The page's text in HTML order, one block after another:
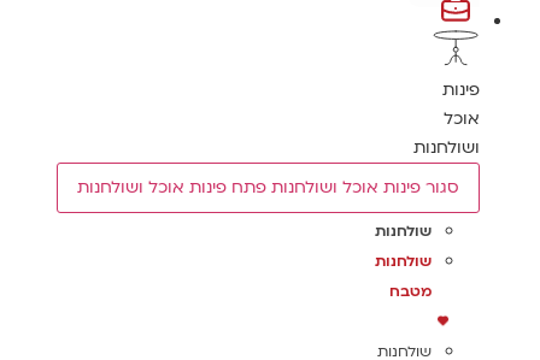
פינות
אוכל
ושולחנות
סגור פינות אוכל ושולחנות פתח פינות אוכל ושולחנות
שולחנות
שולחנות
מטבח
שולחנות